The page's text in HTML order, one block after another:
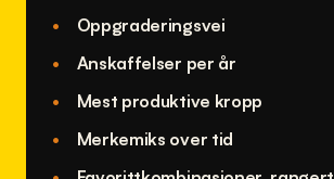
Oppgraderingsvei
Anskaffelser per år
Mest produktive kropp
Merkemiks over tid